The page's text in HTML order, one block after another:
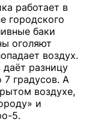
работает в
городского
баки
оголяют
воздух.
разницу
градусов. А
воздухе,
и
5.